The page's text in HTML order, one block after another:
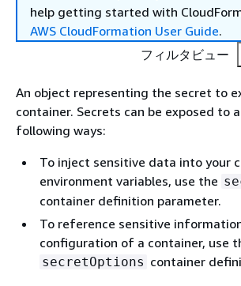
help getting started with
AWS CloudFormation User Guide.
フィルタビュー
An object representing the secret to
container. Secrets can be exposed to
following ways:
To inject sensitive data into your
environment variables, use the
container definition parameter.
To reference sensitive
configuration of a container, use
secretOptions container